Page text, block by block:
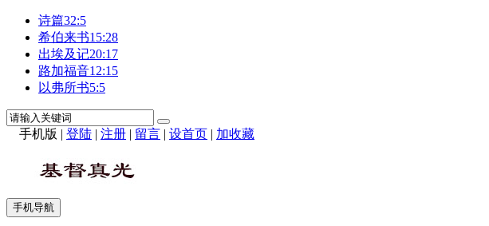
诗篇32:5
希伯来书15:28
出埃及记20:17
路加福音12:15
以弗所书5:5
手机版 | 登陆 | 注册 | 留言 | 设首页 | 加收藏
手机导航